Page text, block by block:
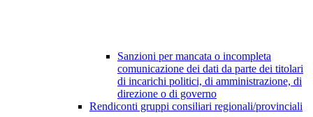
Sanzioni per mancata o incompleta
comunicazione dei dati da parte dei titolari
di incarichi politici, di amministrazione, di
direzione o di governo
Rendiconti gruppi consiliari regionali/provinciali